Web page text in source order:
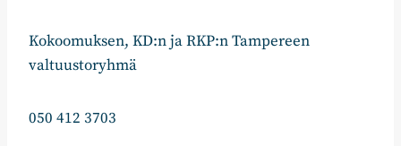
Kokoomuksen, KD:n ja RKP:n Tampereen
valtuustoryhmä
050 412 3703